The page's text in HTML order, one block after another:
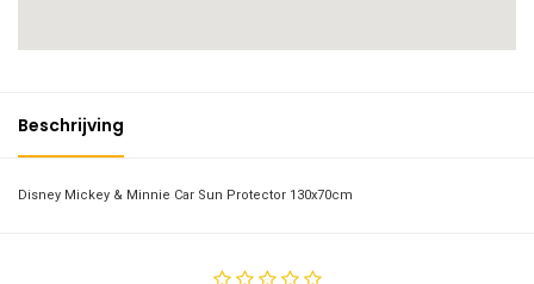
Beschrijving
Disney Mickey & Minnie Car Sun Protector 130x70cm